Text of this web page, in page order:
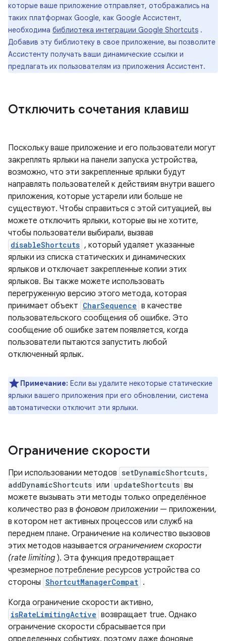
которые ваше приложение отправляет, отображались на
таких платформах Google, как Google Ассистент,
необходима библиотека интеграции Google Shortcuts .
Добавив эту библиотеку в свое приложение, вы позволите
Ассистенту получать ваши динамические ссылки и
предлагать их пользователям из приложения Ассистент.
Отключить сочетания клавиш
Поскольку ваше приложение и его пользователи могут
закреплять ярлыки на панели запуска устройства,
возможно, что эти закрепленные ярлыки будут
направлять пользователей к действиям внутри вашего
приложения, которые устарели или больше не
существуют. Чтобы справиться с этой ситуацией, вы
можете отключить ярлыки, которые вы не хотите,
чтобы пользователи выбирали, вызвав
disableShortcuts , который удаляет указанные
ярлыки из списка статических и динамических
ярлыков и отключает закрепленные копии этих
ярлыков. Вы также можете использовать
перегруженную версию этого метода, которая
принимает объект CharSequence в качестве
пользовательского сообщения об ошибке. Это
сообщение об ошибке затем появляется, когда
пользователи пытаются запустить любой
отключенный ярлык.
Примечание: Если вы удалите некоторые статические
ярлыки вашего приложения при его обновлении, система
автоматически отключит эти ярлыки.
Ограничение скорости
При использовании методов setDynamicShortcuts,
addDynamicShortcuts или updateShortcuts вы
можете вызывать эти методы только определённое
количество раз в фоновом приложении — приложении,
в котором нет активных процессов или служб на
переднем плане. Ограничение на количество вызовов
этих методов называется ограничением скорости
(rate limiting ). Эта функция предотвращает
чрезмерное потребление ресурсов устройства со
стороны ShortcutManagerCompat .
Когда ограничение скорости активно,
isRateLimitingActive возвращает true. Однако
ограничение скорости сбрасывается при
определенных событиях, поэтому даже фоновые